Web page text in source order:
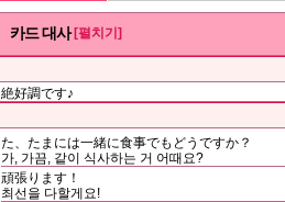
카드 대사[펼치기]
絶好調です♪
た、たまには一緒に食事でもどうですか？
가, 가끔, 같이 식사하는 거 어때요?
頑張ります！
최선을 다할게요!